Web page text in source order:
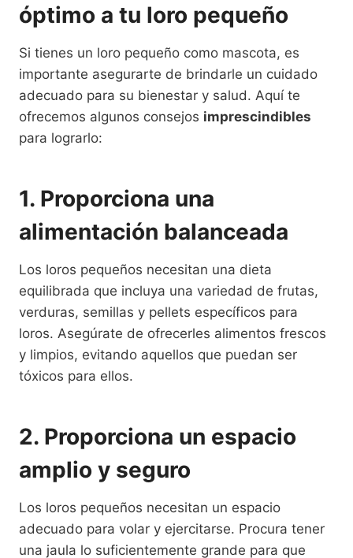
óptimo a tu loro pequeño
Si tienes un loro pequeño como mascota, es
importante asegurarte de brindarle un cuidado
adecuado para su bienestar y salud. Aquí te
ofrecemos algunos consejos imprescindibles
para lograrlo:
1. Proporciona una
alimentación balanceada
Los loros pequeños necesitan una dieta
equilibrada que incluya una variedad de frutas,
verduras, semillas y pellets específicos para
loros. Asegúrate de ofrecerles alimentos frescos
y limpios, evitando aquellos que puedan ser
tóxicos para ellos.
2. Proporciona un espacio
amplio y seguro
Los loros pequeños necesitan un espacio
adecuado para volar y ejercitarse. Procura tener
una jaula lo suficientemente grande para que